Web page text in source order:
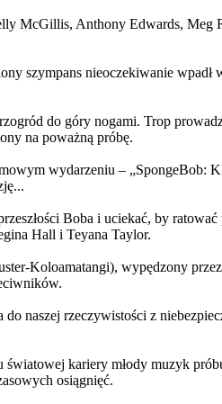
McGillis, Anthony Edwards, Meg
szympans nieoczekiwanie wpadł
do góry nogami. Trop
na poważną próbę.
wydarzeniu – „SpongeBob:
Boba i uciekać, by ratować
Hall i Teyana Taylor.
Koloamatangi), wypędzony
naszej rzeczywistości z
kariery młody muzyk
osiągnięć.